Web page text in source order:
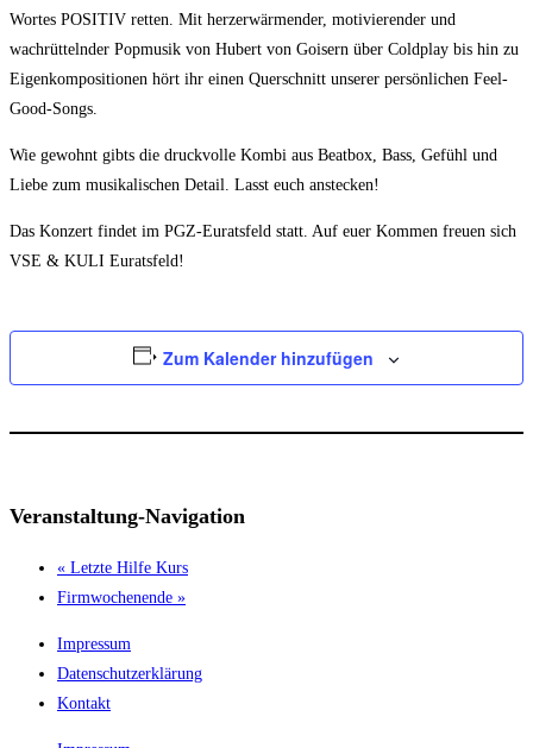
Wortes POSITIV retten. Mit herzerwärmender, motivierender und
wachrüttelnder Popmusik von Hubert von Goisern über Coldplay bis hin zu
Eigenkompositionen hört ihr einen Querschnitt unserer persönlichen Feel-
Good-Songs.
Wie gewohnt gibts die druckvolle Kombi aus Beatbox, Bass, Gefühl und
Liebe zum musikalischen Detail. Lasst euch anstecken!
Das Konzert findet im PGZ-Euratsfeld statt. Auf euer Kommen freuen sich
VSE & KULI Euratsfeld!
Zum Kalender hinzufügen
Veranstaltung-Navigation
« Letzte Hilfe Kurs
Firmwochenende »
Impressum
Datenschutzerklärung
Kontakt